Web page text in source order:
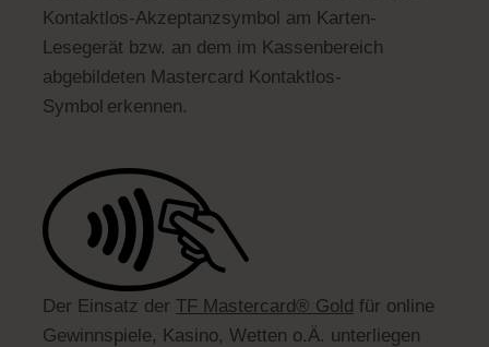
Kontaktlos-Akzeptanzsymbol am Karten-
Lesegerät bzw. an dem im Kassenbereich
abgebildeten Mastercard Kontaktlos-
Symbol erkennen.
Der Einsatz der TF Mastercard® Gold für online
Gewinnspiele, Kasino, Wetten o.Ä. unterliegen